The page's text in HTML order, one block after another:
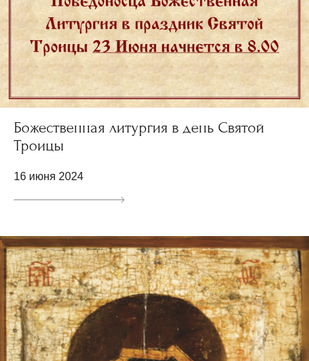
Божественная литургия в день Святой
Троицы
16 июня 2024